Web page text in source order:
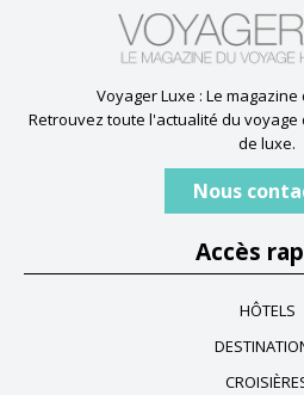
Voyager Luxe : Le
Retrouvez toute l'actualité du
de luxe.
Nous
Accès
HÔTELS